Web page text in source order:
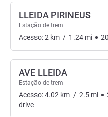
LLEIDA PIRINEUS
Estação de trem
Acesso:2 km / 1.24 mi 20
AVE LLEIDA
Estação de trem
Acesso:4.02 km / 2.5 mi
drive